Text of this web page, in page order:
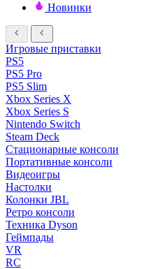
Новинки
Игровые приставки
PS5
PS5 Pro
PS5 Slim
Xbox Series X
Xbox Series S
Nintendo Switch
Steam Deck
Стационарные консоли
Портативные консоли
Видеоигры
Настолки
Колонки JBL
Ретро консоли
Техника Dyson
Геймпады
VR
RC